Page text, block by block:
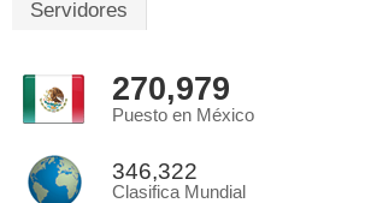
Servidores
270,979
Puesto en México
346,322
Clasifica Mundial